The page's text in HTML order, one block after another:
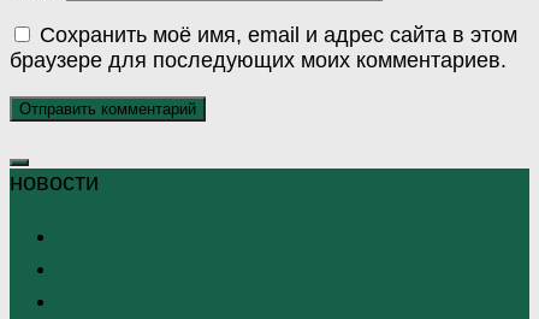
Сохранить моё имя, email и адрес сайта в этом
браузере для последующих моих комментариев.